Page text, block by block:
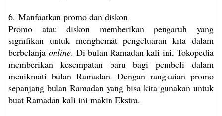
6. Manfaatkan promo dan diskon
Promo atau diskon memberikan pengaruh yang
signifikan untuk menghemat pengeluaran kita dalam
berbelanjaonline. Di bulan Ramadan kali ini, Tokopedia
memberikan kesempatan baru bagi pembeli dalam
menikmati bulan Ramadan. Dengan rangkaian promo
sepanjang bulan Ramadan yang bisa kita gunakan untuk
buat Ramadan kali ini makin Ekstra.